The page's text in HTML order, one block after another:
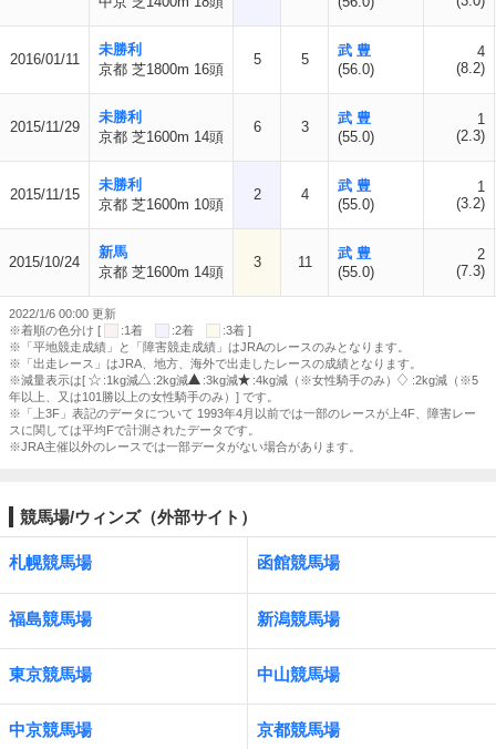
2016/01/11
未勝利
京都 芝1800m 16頭
5 5
武 豊
(56.0)
4
(8.2)
2015/11/29
未勝利
京都 芝1600m 14頭
6 3
武 豊
(55.0)
1
(2.3)
2015/11/15
未勝利
京都 芝1600m 10頭
2 4
武 豊
(55.0)
1
(3.2)
2015/10/24
新馬
京都 芝1600m 14頭
3 11
武 豊
(55.0)
2
(7.3)
2022/1/6 00:00 更新
※着順の色分け [
:1着 :2着
:3着 ]
※「平地競走成績」と「障害競走成績」はJRAのレースのみとなります。
※「出走レース」はJRA、地方、海外で出走したレースの成績となります。
※減量表示は[
:1kg減 :2kg減 :3kg減 :4kg減（※女性騎手のみ）
:2kg減（※5
年以上、又は101勝以上の女性騎手のみ）] です。
※「上3F」表記のデータについて 1993年4月以前では一部のレースが上4F、障害レー
スに関しては平均Fで計測されたデータです。
※JRA主催以外のレースでは一部データがない場合があります。
競馬場/ウィンズ（外部サイト）
札幌競馬場 函館競馬場
福島競馬場 新潟競馬場
東京競馬場 中山競馬場
中京競馬場 京都競馬場